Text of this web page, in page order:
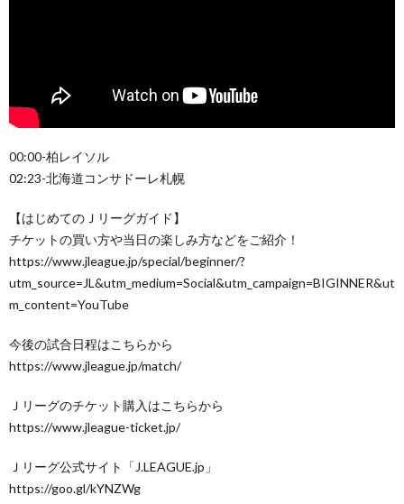
00:00-柏レイソル
02:23-北海道コンサドーレ札幌
【はじめてのＪリーグガイド】
チケットの買い方や当日の楽しみ方などをご紹介！
https://www.jleague.jp/special/beginner/?
utm_source=JL&utm_medium=Social&utm_campaign=BIGINNER&ut
m_content=YouTube
今後の試合日程はこちらから
https://www.jleague.jp/match/
Ｊリーグのチケット購入はこちらから
https://www.jleague-ticket.jp/
Ｊリーグ公式サイト「J.LEAGUE.jp」
https://goo.gl/kYNZWg